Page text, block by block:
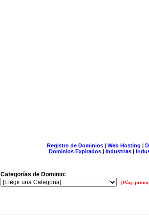
Registro de Dominios| Web Hosting |
Dominios Expirados | Industrias |
Categorías de Dominio:
[Pág.